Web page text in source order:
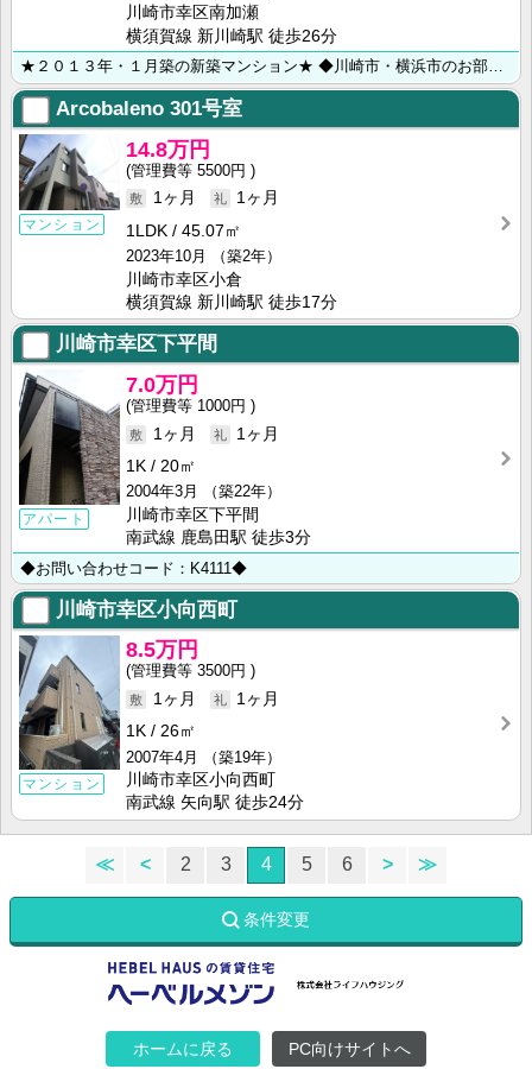
川崎市幸区南加瀬
横須賀線 新川崎駅 徒歩26分
★２０１３年・１月築の新築マンション★ ◆川崎市・横浜市のお部屋探しは【㈱ライフハウジング川崎店】に･･･
Arcobaleno 301号室
マンション
14.8万円
5500円
1ヶ月
1ヶ月
1LDK
45.07㎡
2023年10月
（築2年）
川崎市幸区小倉
横須賀線 新川崎駅 徒歩17分
川崎市幸区下平間
アパート
7.0万円
1000円
1ヶ月
1ヶ月
1K
20㎡
2004年3月
（築22年）
川崎市幸区下平間
南武線 鹿島田駅 徒歩3分
◆お問い合わせコード：K4111◆
川崎市幸区小向西町
マンション
8.5万円
3500円
1ヶ月
1ヶ月
1K
26㎡
2007年4月
（築19年）
川崎市幸区小向西町
南武線 矢向駅 徒歩24分
≪ < 2 3 4 5 6 > ≫
条件変更
ホームに戻る PC向けサイトへ